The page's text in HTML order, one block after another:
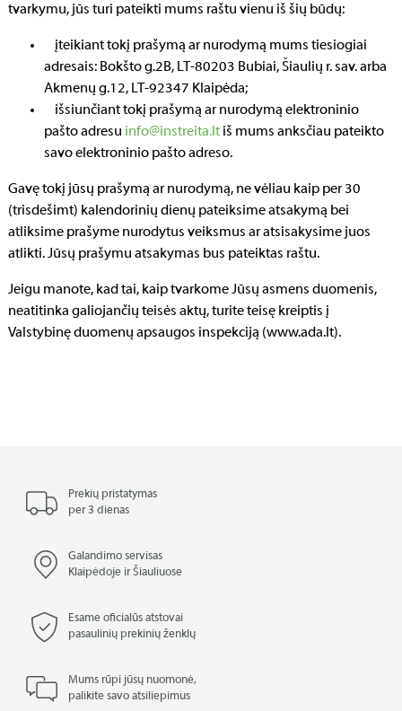
tvarkymu, jūs turi pateikti mums raštu vienu iš šių būdų:
įteikiant tokį prašymą ar nurodymą mums tiesiogiai
adresais: Bokšto g.2B, LT-80203 Bubiai, Šiaulių r. sav. arba
Akmenų g.12, LT-92347 Klaipėda;
išsiunčiant tokį prašymą ar nurodymą elektroninio
pašto adresu info@instreita.lt iš mums anksčiau pateikto
savo elektroninio pašto adreso.
Gavę tokį jūsų prašymą ar nurodymą, ne vėliau kaip per 30
(trisdešimt) kalendorinių dienų pateiksime atsakymą bei
atliksime prašyme nurodytus veiksmus ar atsisakysime juos
atlikti. Jūsų prašymu atsakymas bus pateiktas raštu.
Jeigu manote, kad tai, kaip tvarkome Jūsų asmens duomenis,
neatitinka galiojančių teisės aktų, turite teisę kreiptis į
Valstybinę duomenų apsaugos inspekciją (www.ada.lt).
Prekių pristatymas
per 3 dienas
Galandimo servisas
Klaipėdoje ir Šiauliuose
Esame oficialūs atstovai
pasaulinių prekinių ženklų
Mums rūpi jūsų nuomonė,
palikite savo atsiliepimus